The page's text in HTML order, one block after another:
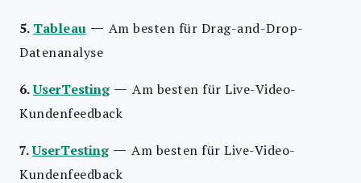
5. Tableau — Am besten für Drag-and-Drop-
Datenanalyse
6.UserTesting —Am besten für Live-Video-
Kundenfeedback
7.UserTesting —Am besten für Live-Video-
Kundenfeedback